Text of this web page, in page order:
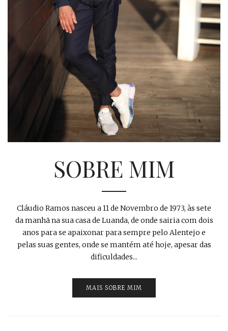
SOBRE MIM
Cláudio Ramos nasceu a 11 de Novembro de 1973, às sete
da manhã na sua casa de Luanda, de onde sairia com dois
anos para se apaixonar para sempre pelo Alentejo e
pelas suas gentes, onde se mantém até hoje, apesar das
dificuldades...
MAIS SOBRE MIM